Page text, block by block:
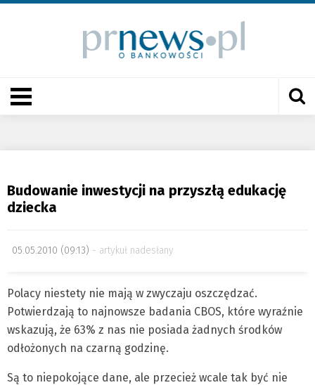
Budowanie inwestycji na przyszłą edukację
dziecka
05.05.2010 (09:13) artykuł nadesłany
Polacy niestety nie mają w zwyczaju oszczędzać.
Potwierdzają to najnowsze badania CBOS, które wyraźnie
wskazują, że 63% z nas nie posiada żadnych środków
odłożonych na czarną godzinę.
Są to niepokojące dane, ale przecież wcale tak być nie